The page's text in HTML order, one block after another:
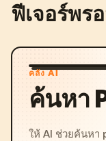
ฟีเจอร์พร
คลัง AI
ค้นหา
ให้ AI ช่วยค้นหา